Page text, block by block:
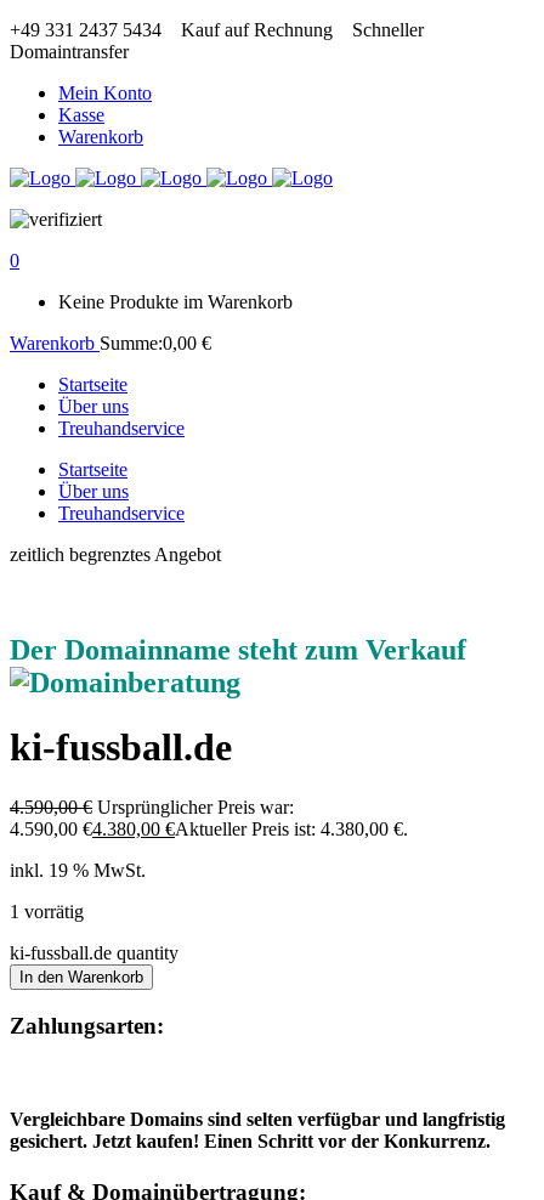
+49 331 2437 5434 Kauf auf Rechnung
Schneller
Domaintransfer
Mein Konto
Kasse
Warenkorb
0
Keine Produkte im Warenkorb
Warenkorb Summe:0,00 €
Startseite
Über uns
Treuhandservice
Startseite
Über uns
Treuhandservice
zeitlich begrenztes Angebot
Der Domainname steht zum Verkauf
ki-fussball.de
4.590,00€ Ursprünglicher Preis war:
4.590,00 €4.380,00 €Aktueller Preis ist: 4.380,00 €.
inkl. 19 % MwSt.
1 vorrätig
ki-fussball.de quantity
In den Warenkorb
Zahlungsarten:
Vergleichbare Domains sind selten verfügbar und langfristig
gesichert. Jetzt kaufen! Einen Schritt vor der Konkurrenz.
Kauf & Domainübertragung: